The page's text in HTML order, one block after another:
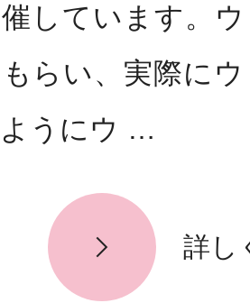
しています。
らい、実際に
うにウ …
詳し